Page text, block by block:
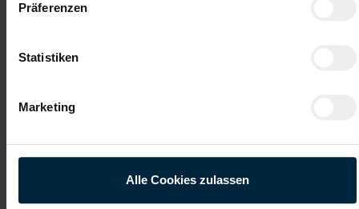
Präferenzen
Statistiken
Marketing
Alle Cookies zulassen
und willige ein, dass meine personenbezogenen Daten im